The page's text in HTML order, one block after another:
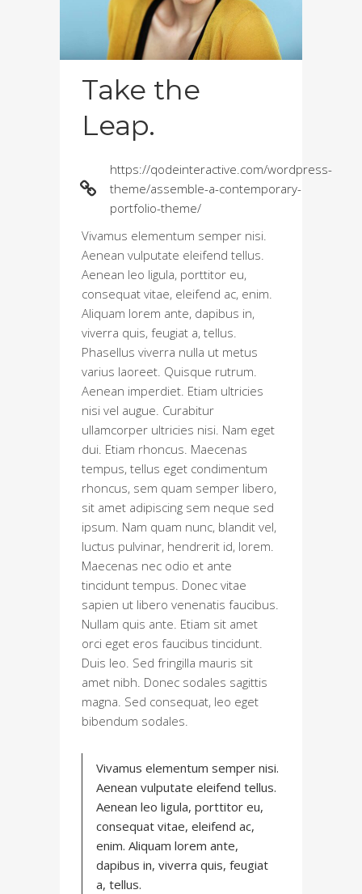
Take the
Leap.
https://qodeinteractive.com/wordpress-
theme/assemble-a-contemporary-
portfolio-theme/
Vivamus elementum semper nisi.
Aenean vulputate eleifend tellus.
Aenean leo ligula, porttitor eu,
consequat vitae, eleifend ac, enim.
Aliquam lorem ante, dapibus in,
viverra quis, feugiat a, tellus.
Phasellus viverra nulla ut metus
varius laoreet. Quisque rutrum.
Aenean imperdiet. Etiam ultricies
nisi vel augue. Curabitur
ullamcorper ultricies nisi. Nam eget
dui. Etiam rhoncus. Maecenas
tempus, tellus eget condimentum
rhoncus, sem quam semper libero,
sit amet adipiscing sem neque sed
ipsum. Nam quam nunc, blandit vel,
luctus pulvinar, hendrerit id, lorem.
Maecenas nec odio et ante
tincidunt tempus. Donec vitae
sapien ut libero venenatis faucibus.
Nullam quis ante. Etiam sit amet
orci eget eros faucibus tincidunt.
Duis leo. Sed fringilla mauris sit
amet nibh. Donec sodales sagittis
magna. Sed consequat, leo eget
bibendum sodales.
Vivamus elementum semper nisi.
Aenean vulputate eleifend tellus.
Aenean leo ligula, porttitor eu,
consequat vitae, eleifend ac,
enim. Aliquam lorem ante,
dapibus in, viverra quis, feugiat
a, tellus.